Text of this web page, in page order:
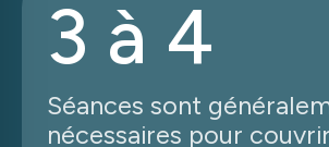
3 à 4
Séances sont
nécessaires pour